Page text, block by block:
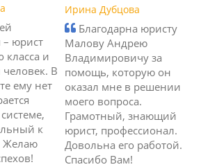
юрист
класса и
В
ему нет
к
Желаю
Ирина Дубцова
Благодарна юристу
Малову Андрею
Владимировичу за
помощь, которую он
оказал мне в решении
моего вопроса.
Грамотный, знающий
юрист, профессионал.
Довольна его работой.
Спасибо Вам!